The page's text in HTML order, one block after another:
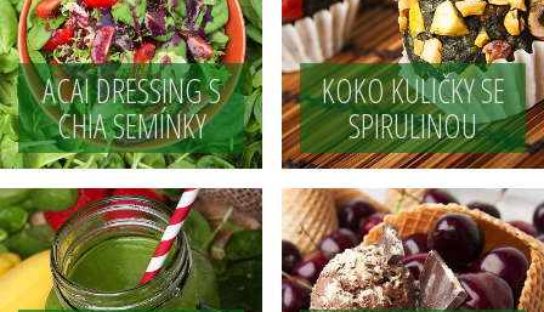
ACAI DRESSING S
CHIA SEMÍNKY
KOKO KULIČKY SE
SPIRULINOU